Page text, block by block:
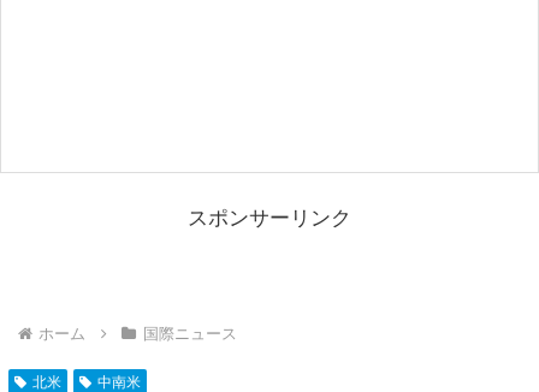
スポンサーリンク
ホーム 国際ニュース
北米 中南米